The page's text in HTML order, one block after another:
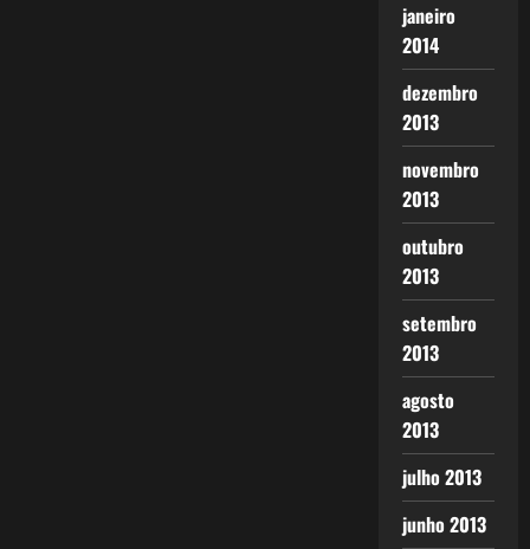
janeiro
2014
dezembro
2013
novembro
2013
outubro
2013
setembro
2013
agosto
2013
julho 2013
junho 2013